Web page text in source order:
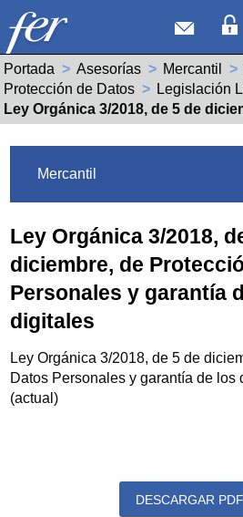
Portada Asesorías Mercantil
Protección de Datos
Legislación
Actual:
Ley Orgánica 3/2018, de 5 de diciembre, de Protección de Datos Personales y
Mercantil
Ley Orgánica 3/2018,
diciembre, de
Personales y garantía
digitales
Ley Orgánica 3/2018, de 5 de
Datos Personales y garantía de los
(actual)
DESCARGAR PDF